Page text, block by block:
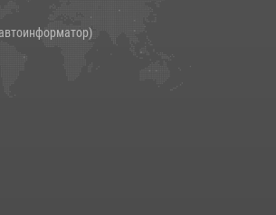
военно-научная конференция по обобщению